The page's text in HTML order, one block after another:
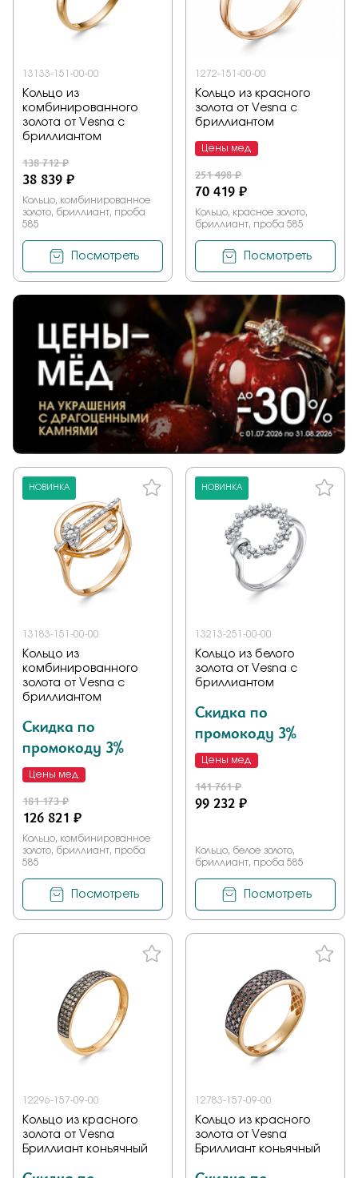
13133-151-00-00
Кольцо из
комбинированного
золота от Vesna с
бриллиантом
138 712 ₽
38 839 ₽
Кольцо, комбинированное
золото, бриллиант, проба
585
Посмотреть
1272-151-00-00
Кольцо из красного
золота от Vesna с
бриллиантом
Цены мед
251 498 ₽
70 419 ₽
Кольцо, красное золото,
бриллиант, проба 585
Посмотреть
НОВИНКА
13183-151-00-00
Кольцо из
комбинированного
золота от Vesna с
бриллиантом
Скидка по
промокоду 3%
Цены мед
181 173 ₽
126 821 ₽
Кольцо, комбинированное
золото, бриллиант, проба
585
Посмотреть
НОВИНКА
13213-251-00-00
Кольцо из белого
золота от Vesna с
бриллиантом
Скидка по
промокоду 3%
Цены мед
141 761 ₽
99 232 ₽
Кольцо, белое золото,
бриллиант, проба 585
Посмотреть
12296-157-09-00
Кольцо из красного
золота от Vesna
Бриллиант коньячный
12783-157-09-00
Кольцо из красного
золота от Vesna
Бриллиант коньячный
Заказать
Подтверждаю, что я ознакомлен и согласен с условиями
политики конфиденциальности
Отправить